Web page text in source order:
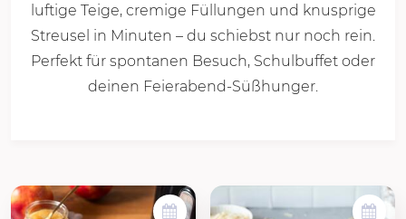
luftige Teige, cremige Füllungen und knusprige
Streusel in Minuten – du schiebst nur noch rein.
Perfekt für spontanen Besuch, Schulbuffet oder
deinen Feierabend-Süßhunger.